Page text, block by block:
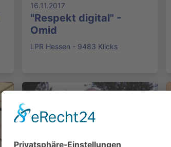
16.11.2017
"Respekt digital" -
Omid
LPR Hessen - 9483 Klicks